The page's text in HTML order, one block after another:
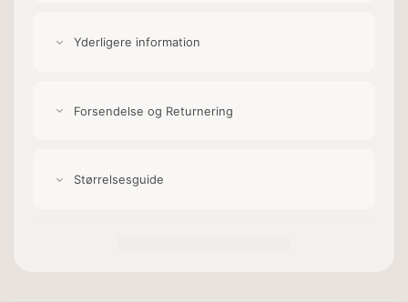
Yderligere information
Forsendelse og Returnering
Størrelsesguide